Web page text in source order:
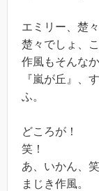
エミリー、楚々
楚々でしょ、
作風もそんな
『嵐が丘』、
ふ。
どころが！
笑！
あ、いかん、
まじき作風。